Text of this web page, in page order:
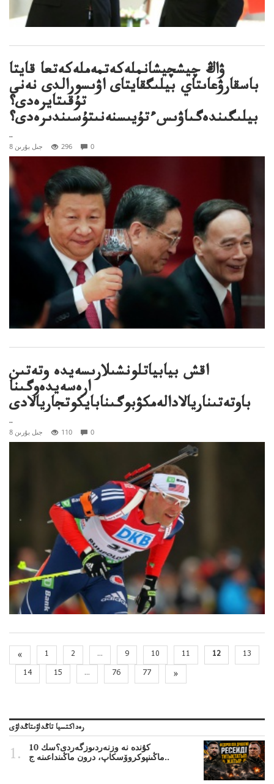
ۋاڭ چيشچيشانملەكەتمەملەكەتعا قايتا
باسقارۋعاىتاي بيلىگقايتاى اۋىسورالدى نەنى
تۇقىتايرەدى؟
بيلىگىندەگىاۋىسءتۇيىسنەنىتۇسىندىرەدى؟
..
8 جىل بۇرىن 296 0
اقش بيابياتلونشىلارىسەيدە وتەتىن
ارەسەيدەوگىنا
باوتەتىناريالادالەمكۋبوگىنابايكوتجاريالادى
..
8 جىل بۇرىن 110 0
« 1 2 ... 9 10 11 12
13
14
15 ... 76 77 »
رەداكتسيا تاڭداۋىتاڭداۋى
10 كۇندە نە وزنەردىوزگەردى؟سك
ماڭىنپوكروۆسكاپ، درون ماڭىنداعىنە ج..